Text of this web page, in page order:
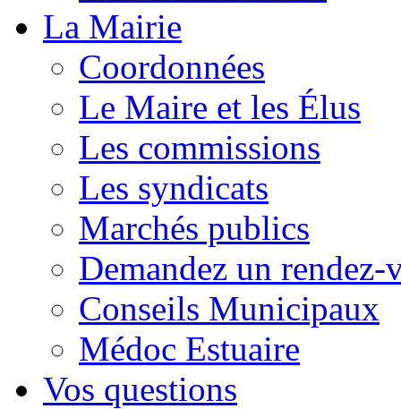
La Mairie
Coordonnées
Le Maire et les Élus
Les commissions
Les syndicats
Marchés publics
Demandez un rendez-
Conseils Municipaux
Médoc Estuaire
Vos questions